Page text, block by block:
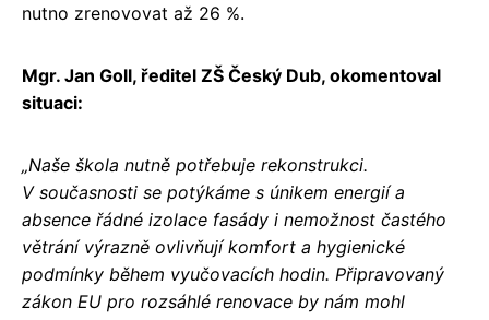
nutno zrenovovat až 26 %.
Mgr. Jan Goll, ředitel ZŠ Český Dub, okomentoval
situaci:
„Naše škola nutně potřebuje rekonstrukci.
V současnosti se potýkáme s únikem energií a
absence řádné izolace fasády i nemožnost častého
větrání výrazně ovlivňují komfort a hygienické
podmínky během vyučovacích hodin. Připravovaný
zákon EU pro rozsáhlé renovace by nám mohl